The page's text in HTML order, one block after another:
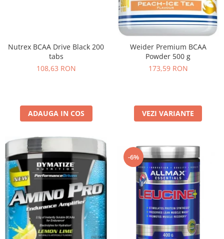
Nutrex BCAA Drive Black 200
tabs
108,63 RON
ADAUGA IN COS
Weider Premium BCAA
Powder 500 g
173,59 RON
VEZI VARIANTE
-6%